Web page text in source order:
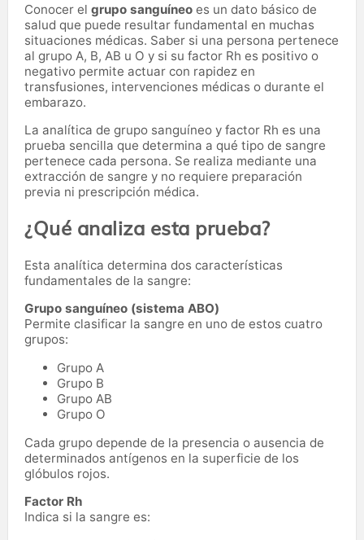
Conocer el grupo sanguíneo es un dato básico de
salud que puede resultar fundamental en muchas
situaciones médicas. Saber si una persona pertenece
al grupo A, B, AB u O y si su factor Rh es positivo o
negativo permite actuar con rapidez en
transfusiones, intervenciones médicas o durante el
embarazo.
La analítica de grupo sanguíneo y factor Rh es una
prueba sencilla que determina a qué tipo de sangre
pertenece cada persona. Se realiza mediante una
extracción de sangre y no requiere preparación
previa ni prescripción médica.
¿Qué analiza esta prueba?
Esta analítica determina dos características
fundamentales de la sangre:
Grupo sanguíneo (sistema ABO)
Permite clasificar la sangre en uno de estos cuatro
grupos:
Grupo A
Grupo B
Grupo AB
Grupo O
Cada grupo depende de la presencia o ausencia de
determinados antígenos en la superficie de los
glóbulos rojos.
Factor Rh
Indica si la sangre es: